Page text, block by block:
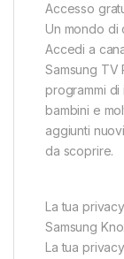
Accesso
Un mondo di
Accedi a
Samsung TV
programmi di
bambini e
aggiunti
da scoprire.
La tua
Samsung
La tua